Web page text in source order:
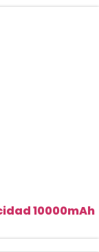
10000mAh